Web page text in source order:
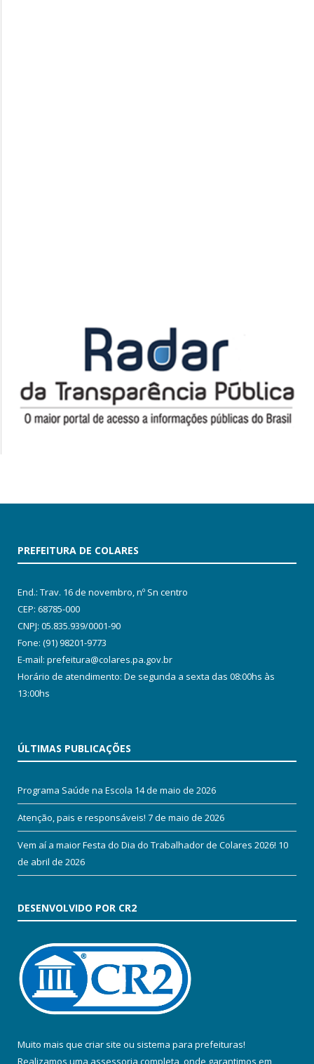
PREFEITURA DE COLARES
End.: Trav. 16 de novembro, nº Sn centro
CEP: 68785-000
CNPJ: 05.835.939/0001-90
Fone: (91) 98201-9773
E-mail: prefeitura@colares.pa.gov.br
Horário de atendimento: De segunda a sexta das 08:00hs às
13:00hs
ÚLTIMAS PUBLICAÇÕES
Programa Saúde na Escola 14 de maio de 2026
Atenção, pais e responsáveis! 7 de maio de 2026
Vem aí a maior Festa do Dia do Trabalhador de Colares 2026! 10
de abril de 2026
DESENVOLVIDO POR CR2
Muito mais que criar site ou sistema para prefeituras!
Realizamos uma assessoria completa, onde garantimos em